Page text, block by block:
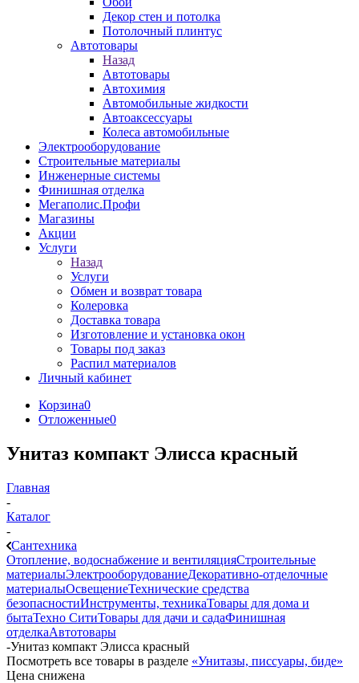
Декор стен и потолка
Потолочный плинтус
Автотовары
Назад
Автотовары
Автохимия
Автомобильные жидкости
Автоаксессуары
Колеса автомобильные
Электрооборудование
Строительные материалы
Инженерные системы
Финишная отделка
Мегаполис.Профи
Магазины
Акции
Услуги
Назад
Услуги
Обмен и возврат товара
Колеровка
Доставка товара
Изготовление и установка окон
Товары под заказ
Распил материалов
Личный кабинет
Корзина0
Отложенные0
Унитаз компакт Элисса красный
Главная
-
Каталог
-
Сантехника
Отопление, водоснабжение и вентиляцияСтроительные
материалыЭлектрооборудованиеДекоративно-отделочные
материалыОсвещениеТехнические средства
безопасностиИнструменты, техникаТовары для дома и
бытаТехно СитиТовары для дачи и садаФинишная
отделкаАвтотовары
-Унитаз компакт Элисса красный
Посмотреть все товары в разделе «Унитазы, писсуары, биде»
Цена снижена